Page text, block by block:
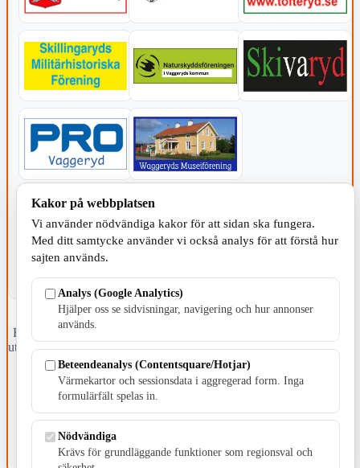
KOMMUNEN
Fristående webbtidningsföretag grundat 1991 som sedan 2002 ger
ut tidningen Skillingaryd.nu och 2010 lanserades Värnamo.nu. Från
april 2026 omfattar Skillingaryd.nu tre kommuner: Gnosjö,
Värnamo och Vaggeryds kommun.
Kontakta oss
E-post: redaktionen@skillingaryd.nu
Postadress: Gisslaköp 1, 568 92 Skillingaryd
Kakinställningar
Kakor på webbplatsen
Vi använder nödvändiga kakor för att sidan ska fungera.
Med ditt samtycke använder vi också analys för att förstå hur
sajten används.
Analys (Google Analytics)
Hjälper oss se sidvisningar, navigering och hur annonser
används.
Beteendeanalys (Contentsquare/Hotjar)
Värmekartor och sessionsdata i aggregerad form. Inga
formulärfält spelas in.
Nödvändiga
Krävs för grundläggande funktioner som regionsval och